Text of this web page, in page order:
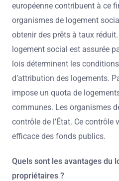
européenne contribuent à ce
organismes de logement
obtenir des prêts à taux
logement social est assurée
lois déterminent les
d’attribution des logements.
impose un quota de
communes. Les organismes
contrôle de l’État. Ce contrôle
efficace des fonds publics.
Quels sont les avantages du
propriétaires ?